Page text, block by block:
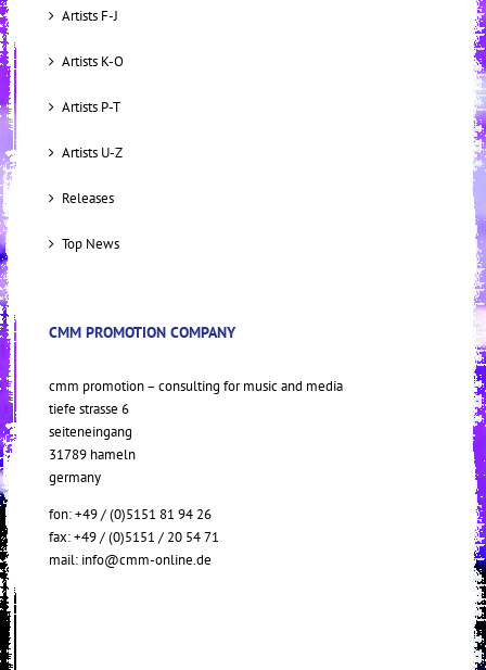
Artists F-J
Artists K-O
Artists P-T
Artists U-Z
Releases
Top News
CMM PROMOTION COMPANY
cmm promotion – consulting for music and media
tiefe strasse 6
seiteneingang
31789 hameln
germany
fon: +49 / (0)5151 81 94 26
fax: +49 / (0)5151 / 20 54 71
mail: info@cmm-online.de